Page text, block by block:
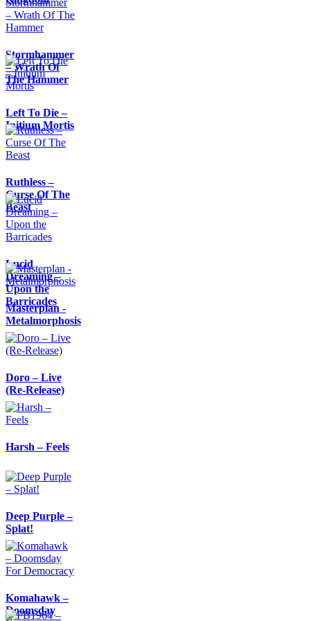
Stormhammer
– Wrath Of
The Hammer
Left To Die –
Initium Mortis
Ruthless –
Curse Of The
Beast
Lucid
Dreaming –
Upon the
Barricades
Masterplan -
Metalmorphosis
Doro – Live
(Re-Release)
Harsh – Feels
Deep Purple –
Splat!
Komahawk –
Doomsday